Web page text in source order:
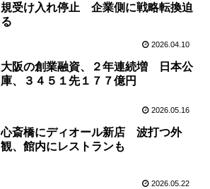
規受け入れ停止 企業側に戦略転換迫
る
2026.04.10
大阪の創業融資、２年連続増 日本公
庫、３４５１先１７７億円
2026.05.16
心斎橋にディオール新店 波打つ外
観、館内にレストランも
2026.05.22